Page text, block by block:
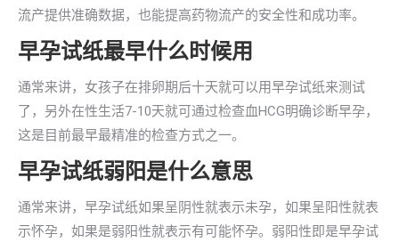
流产提供准确数据，也能提高药物流产的安全性和成功率。
早孕试纸最早什么时候用
通常来讲，女孩子在排卵期后十天就可以用早孕试纸来测试
了，另外在性生活7-10天就可通过检查血HCG明确诊断早孕，
这是目前最早最精准的检查方式之一。
早孕试纸弱阳是什么意思
通常来讲，早孕试纸如果呈阴性就表示未孕，如果呈阳性就表
示怀孕，如果是弱阳性就表示有可能怀孕。弱阳性即是早孕试